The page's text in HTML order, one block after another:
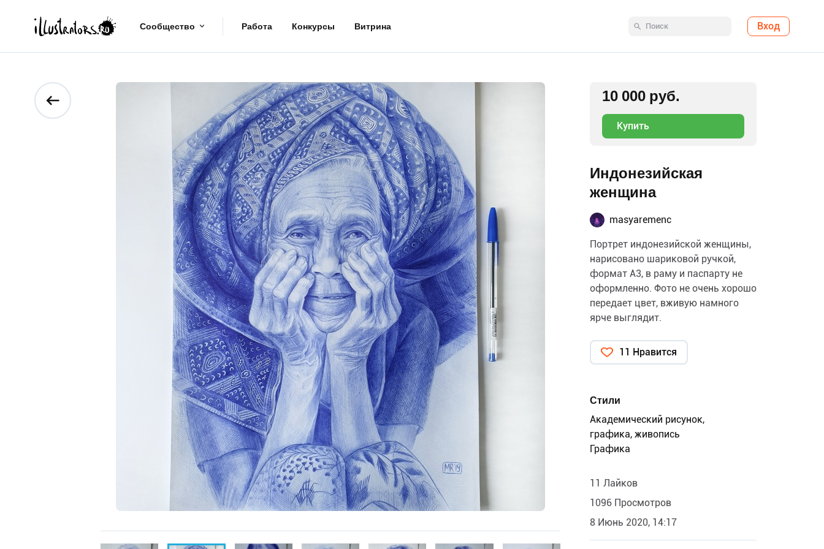
Сообщество Работа Конкурсы Витрина Вход
10 000 руб.
Купить
Индонезийская
женщина
masyaremenc
Портрет индонезийской женщины,
нарисовано шариковой ручкой,
формат А3, в раму и паспарту не
оформленно. Фото не очень хорошо
передает цвет, вживую намного
ярче выглядит.
11 Нравится
Стили
Академический рисунок,
графика, живопись
Графика
11 Лайков
1096 Просмотров
8 Июнь 2020, 14:17